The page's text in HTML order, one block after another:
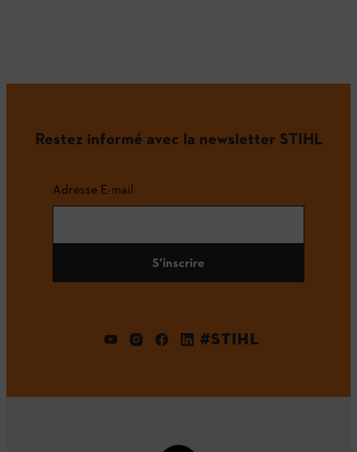
Restez informé avec la newsletter STIHL
Adresse E-mail
S'inscrire
#STIHL